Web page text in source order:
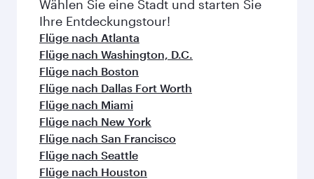
jeweiligen Einzelheiten zu den Flügen.
Wählen Sie eine Stadt und starten Sie
Ihre Entdeckungstour!
Flüge nach Atlanta
Flüge nach Washington, D.C.
Flüge nach Boston
Flüge nach Dallas Fort Worth
Flüge nach Miami
Flüge nach New York
Flüge nach San Francisco
Flüge nach Seattle
Flüge nach Houston